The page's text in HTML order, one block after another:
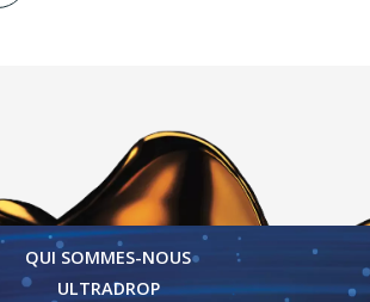
QUI SOMMES-NOUS
ULTRADROP